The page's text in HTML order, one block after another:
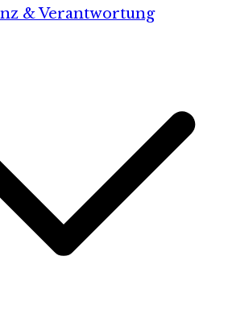
& Verantwortung